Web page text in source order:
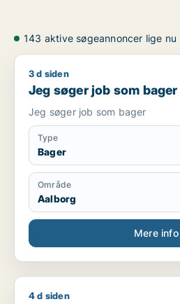
143 aktive søgeannoncer lige nu
Jeg søger job som bager
3 d siden
Jeg søger job som bager
Jeg søger job som bager
Type
Bager
Område
Aalborg
Mere info
Erik søger job som tømrer/
4 d siden